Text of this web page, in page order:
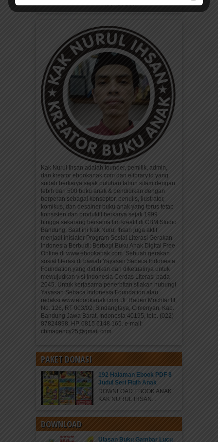
PRINT DI SINI
Kak Nurul Ihsan adalah founder, pemilik, admin,
dan kreator ebookanak.com dan elibrary.id yang
sudah berkarya sejak puluhan tahun silam dengan
lebih dari 500 buku anak & pendidikan dengan
berperan sebagai konseptor, penulis, ilustrator,
komikus, dan desainer buku anak yang terus tetap
konsisten dan produktif berkarya sejak 1999
hingga sekarang bersama tim kreatif di CBM Studio
Bandung. Saat ini Kak Nurul Ihsan juga aktif
menjadi inisiator Program Sosial Literasi Gerakan
Indonesia Berbudi: Berbagi Buku Anak Digital Free
Online di www.ebookanak.com. Sebuah gerakan
sosial literasi di bawah Yayasan Sebaca Indonesia
Foundation yang didirikan dan diketuainya untuk
mewujudkan visi Indonesia Cerdas Literasi pada
2045. Untuk kerjasama penerbitan silakan hubungi
Yayasan Sebaca Indonesia Foundation atau
redaksi www.ebookanak.com: Jl. Raden Mochtar III,
No. 126, RT 003/02, Sindanglaya, Cimenyan, Kab.
Bandung Jawa Barat, Indonesia 40195, telp. (022)
87824898, HP. 0815 6148 165. e-mail:
cbmagency25@gmail.com
PAKET DONASI
192 Halaman Ebook PDF 8
Judul Seri Fiqih Anak
DOWNLOAD EBOOK ANAK
KAK NURUL IHSAN...
DOWNLOAD
Ulasan Buku Gambar Lucu